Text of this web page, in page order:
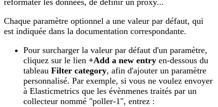
reformater les données, de définir un proxy...
Chaque paramètre optionnel a une valeur par défaut, qui
est indiquée dans la documentation correspondante.
Pour surcharger la valeur par défaut d'un paramètre,
cliquez sur le lien +Add a new entry en-dessous du
tableau Filter category, afin d'ajouter un paramètre
personnalisé. Par exemple, si vous ne voulez envoyer
à Elasticmetrics que les évènmenes traités par un
collecteur nommé "poller-1", entrez :